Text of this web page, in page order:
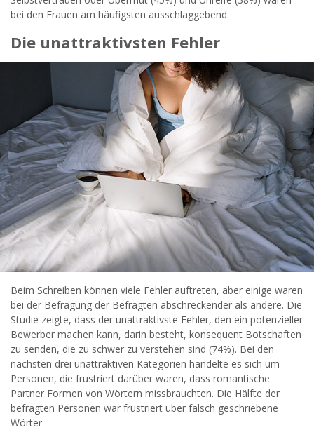
bei den Frauen am häufigsten ausschlaggebend.
Die unattraktivsten Fehler
Beim Schreiben können viele Fehler auftreten, aber einige waren
bei der Befragung der Befragten abschreckender als andere. Die
Studie zeigte, dass der unattraktivste Fehler, den ein potenzieller
Bewerber machen kann, darin besteht, konsequent Botschaften
zu senden, die zu schwer zu verstehen sind (74%). Bei den
nächsten drei unattraktiven Kategorien handelte es sich um
Personen, die frustriert darüber waren, dass romantische
Partner Formen von Wörtern missbrauchten. Die Hälfte der
befragten Personen war frustriert über falsch geschriebene
Wörter.